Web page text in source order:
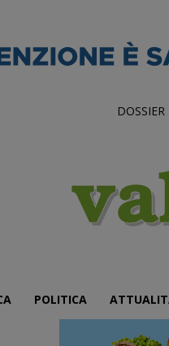
DOSSIER
POLITICA